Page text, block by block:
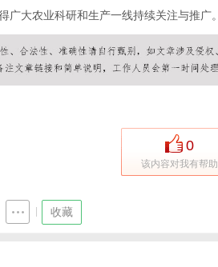
广大农业科研和生产一线持续关注与推广。
0
该内容对我有帮助
收藏